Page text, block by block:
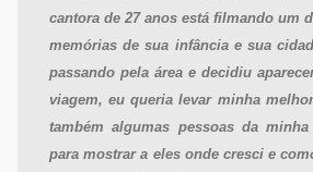
cantora de 27 anos está filmando um
memórias de sua infância e sua
passando pela área e decidiu
viagem, eu queria levar minha
também algumas pessoas da minha
para mostrar a eles onde cresci e